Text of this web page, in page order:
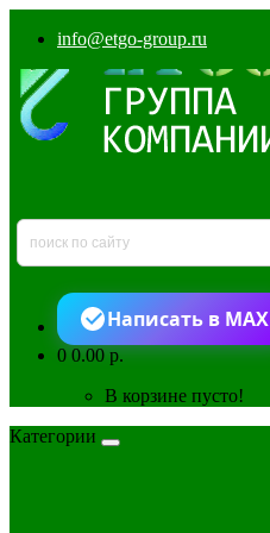
info@etgo-group.ru
Написать в MAX
00.00 р.
В корзине пусто!
Категории